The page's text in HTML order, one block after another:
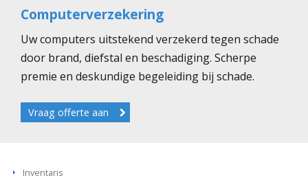
Computerverzekering
Uw computers uitstekend verzekerd tegen schade
door brand, diefstal en beschadiging. Scherpe
premie en deskundige begeleiding bij schade.
Vraag offerte aan
Inventaris